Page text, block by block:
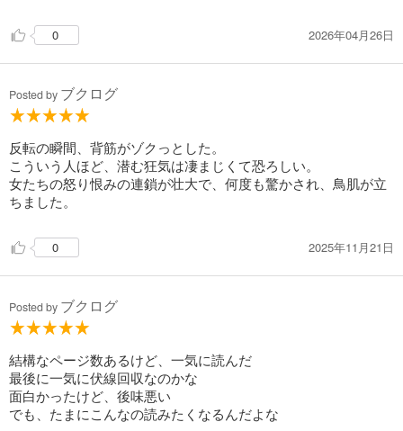
0 2026年04月26日
Posted by ブクログ
反転の瞬間、背筋がゾクっとした。
こういう人ほど、潜む狂気は凄まじくて恐ろしい。
女たちの怒り恨みの連鎖が壮大で、何度も驚かされ、鳥肌が立
ちました。
0 2025年11月21日
Posted by ブクログ
結構なページ数あるけど、一気に読んだ
最後に一気に伏線回収なのかな
面白かったけど、後味悪い
でも、たまにこんなの読みたくなるんだよな